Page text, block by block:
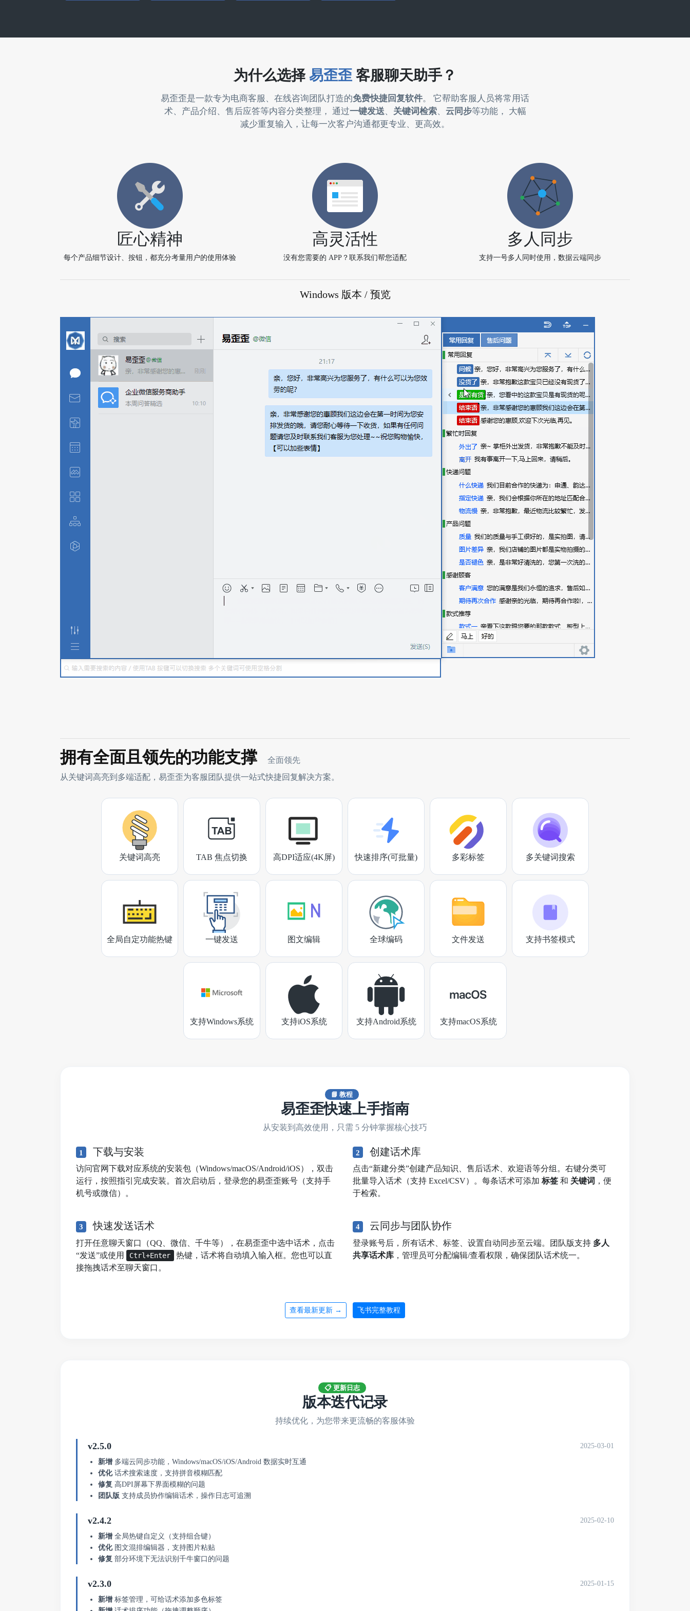
为什么选择 易歪歪 客服聊天助手？
易歪歪是一款专为电商客服、在线咨询团队打造的免费快捷回复软件 。 它帮助客服人员将常用话
术、产品介绍、售后应答等内容分类整理， 通过一键发送 关键词检索、 云同步等功能， 大幅
减少重复输入，让每一次客户沟通都更专业、更高效。
匠心精神
每个产品细节设计、按钮，都充分考量用户的使用体验
高灵活性
没有您需要的 APP？联系我们帮您适配
多人同步
支持一号多人同时使用，数据云端同步
Windows 版本 / 预览
拥有全面且领先的功能支撑 全面领先
从关键词高亮到多端适配，易歪歪为客服团队提供一站式快捷回复解决方案。
关键词高亮 TAB 焦点切换 高DPI适应(4K屏) 快速排序(可批量) 多彩标签 多关键词搜索
全局自定功能热键 一键发送 图文编辑 全球编码 文件发送 支持书签模式
支持Windows系统 支持iOS系统 支持Android系统 支持macOS系统
📘 教程
易歪歪快速上手指南
从安装到高效使用，只需 5 分钟掌握核心技巧
1 下载与安装
访问官网下载对应系统的安装包（Windows/macOS/Android/iOS），双击
运行，按照指引完成安装。首次启动后，登录您的易歪歪账号（支持手
机号或微信）。
2 创建话术库
点击“新建分类”创建产品知识、售后话术、欢迎语等分组。右键分类可
批量导入话术（支持 Excel/CSV）。每条话术可添加 标签 和 关键词 ，便
于检索。
3 快速发送话术
打开任意聊天窗口（QQ、微信、千牛等），在易歪歪中选中话术，点击
“发送”或使用
Ctrl+Enter
热键，话术将自动填入输入框。您也可以直
接拖拽话术至聊天窗口。
4 云同步与团队协作
登录账号后，所有话术、标签、设置自动同步至云端。团队版支持 多人
共享话术库 ，管理员可分配编辑/查看权限，确保团队话术统一。
查看最新更新 → 飞书完整教程
📋 更新日志
版本迭代记录
持续优化，为您带来更流畅的客服体验
v2.5.0 2025-03-01
新增 多端云同步功能，Windows/macOS/iOS/Android 数据实时互通
优化话术搜索速度，支持拼音模糊匹配
修复 高DPI屏幕下界面模糊的问题
团队版 支持成员协作编辑话术，操作日志可追溯
v2.4.2 2025-02-10
新增 全局热键自定义（支持组合键）
优化图文混排编辑器，支持图片粘贴
修复 部分环境下无法识别千牛窗口的问题
v2.3.0 2025-01-15
新增 标签管理，可给话术添加多色标签